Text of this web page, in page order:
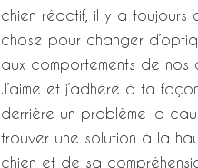
chien réactif, il y a toujours
chose pour changer
aux comportements de nos
J’aime et j’adhère à ta
derrière un problème la
trouver une solution à la
chien et de sa